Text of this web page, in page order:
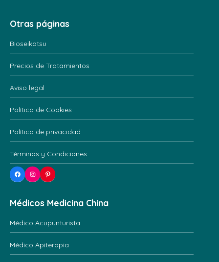
Otras páginas
Bioseikatsu
Precios de Tratamientos
Aviso legal
Política de Cookies
Política de privacidad
Términos y Condiciones
Facebook Instagram Pinterest
Médicos Medicina China
Médico Acupunturista
Médico Apiterapia